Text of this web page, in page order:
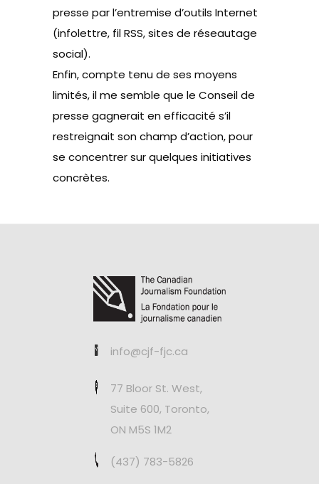
presse par l’entremise d’outils Internet
(infolettre, fil RSS, sites de réseautage
social).
Enfin, compte tenu de ses moyens
limités, il me semble que le Conseil de
presse gagnerait en efficacité s’il
restreignait son champ d’action, pour
se concentrer sur quelques initiatives
concrètes.
info@cjf-fjc.ca
77 Bloor St. West,
Suite 600, Toronto,
ON M5S 1M2
(437) 783-5826